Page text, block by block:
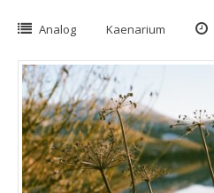
Analog Kaenarium